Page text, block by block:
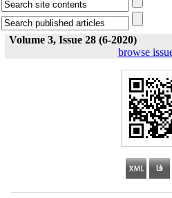
Volume 3, Issue 28 (6-2020)
browse